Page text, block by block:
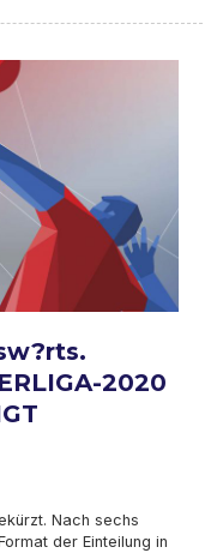
2020
Nach sechs
der Einteilung in